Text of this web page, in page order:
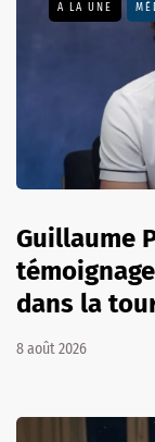
A LA UNE
Guillaume
dans la
8 août 2026